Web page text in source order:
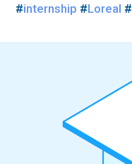
#internship #Loreal #